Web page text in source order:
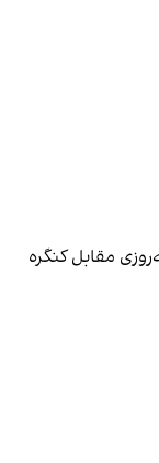
مقابل کنگره